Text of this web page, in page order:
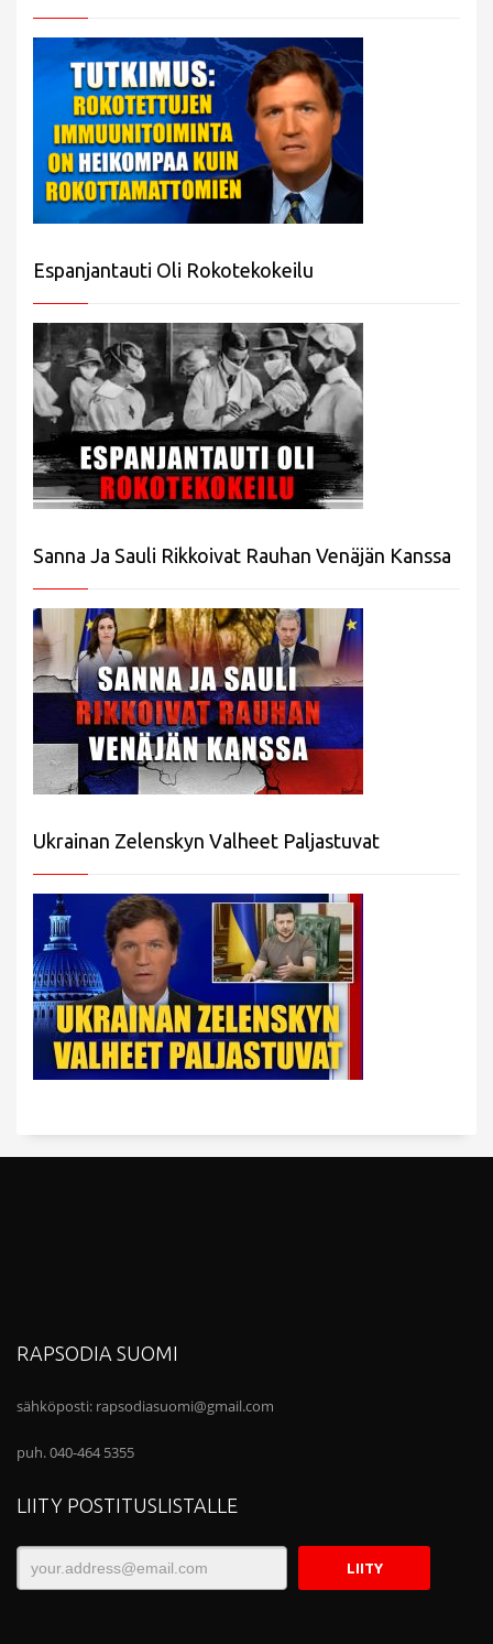
Espanjantauti Oli Rokotekokeilu
Sanna Ja Sauli Rikkoivat Rauhan Venäjän Kanssa
Ukrainan Zelenskyn Valheet Paljastuvat
RAPSODIA SUOMI
sähköposti: rapsodiasuomi@gmail.com
puh. 040-464 5355
LIITY POSTITUSLISTALLE